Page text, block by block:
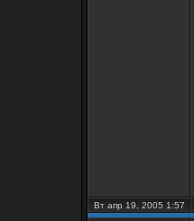
Вт апр 19, 2005 1:57